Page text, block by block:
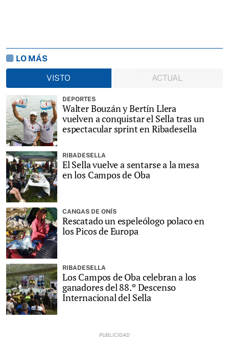
LO MÁS
VISTO
ACTUAL
DEPORTES
Walter Bouzán y Bertín Llera
vuelven a conquistar el Sella tras un
espectacular sprint en Ribadesella
RIBADESELLA
El Sella vuelve a sentarse a la mesa
en los Campos de Oba
CANGAS DE ONÍS
Rescatado un espeleólogo polaco en
los Picos de Europa
RIBADESELLA
Los Campos de Oba celebran a los
ganadores del 88.º Descenso
Internacional del Sella